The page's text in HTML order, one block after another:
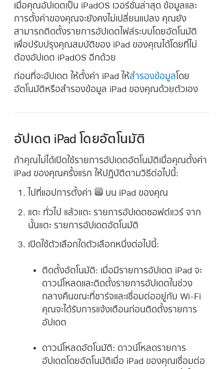
เมื่อคุณอัปเดตเป็น iPadOS เวอร์ชั่นล่าสุด ข้อมูลและ
การตั้งค่าของคุณจะยังคงไม่เปลี่ยนแปลง คุณยัง
สามารถติดตั้งรายการอัปเดตไฟล์ระบบโดยอัตโนมัติ
เพื่อปรับปรุงคุณสมบัติของ iPad ของคุณได้โดยที่ไม่
ต้องอัปเดต iPadOS อีกด้วย
ก่อนที่จะอัปเดต ให้ตั้งค่า iPad ให้สำรองข้อมูลโดย
อัตโนมัติหรือสำรองข้อมูล iPad ของคุณด้วยตัวเอง
อัปเดต iPad โดยอัตโนมัติ
ถ้าคุณไม่ได้เปิดใช้รายการอัปเดตอัตโนมัติเมื่อคุณตั้งค่า
iPad ของคุณครั้งแรก ให้ปฏิบัติตามวิธีต่อไปนี้:
ไปที่แอปการตั้งค่า บน iPad ของคุณ
แตะ ทั่วไป แล้วแตะ รายการอัปเดตซอฟต์แวร์ จาก
นั้นแตะ รายการอัปเดตอัตโนมัติ
เปิดใช้ตัวเลือกใดตัวเลือกหนึ่งต่อไปนี้:
ติดตั้งอัตโนมัติ: เมื่อมีรายการอัปเดต iPad จะ
ดาวน์โหลดและติดตั้งรายการอัปเดตในช่วง
กลางคืนขณะที่ชาร์จและเชื่อมต่ออยู่กับ Wi-Fi
คุณจะได้รับการแจ้งเตือนก่อนติดตั้งรายการ
อัปเดต
ดาวน์โหลดอัตโนมัติ: ดาวน์โหลดรายการ
อัปเดตโดยอัตโนมัติเมื่อ iPad ของคุณเชื่อมต่อ